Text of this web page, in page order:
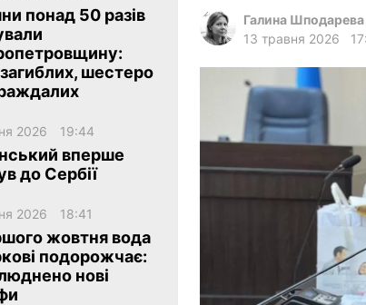
Галина Шподарева
13 травня 2026
понад 50 разів
шестеро
2026 19:44
вперше
до Сербії
2026 18:41
жовтня вода
подорожчає:
нові